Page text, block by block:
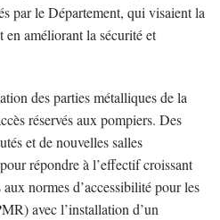
par le Département, qui visaient la
améliorant la sécurité et
des parties métalliques de la
réservés aux pompiers. Des
et de nouvelles salles
répondre à l’effectif croissant
normes d’accessibilité pour les
avec l’installation d’un